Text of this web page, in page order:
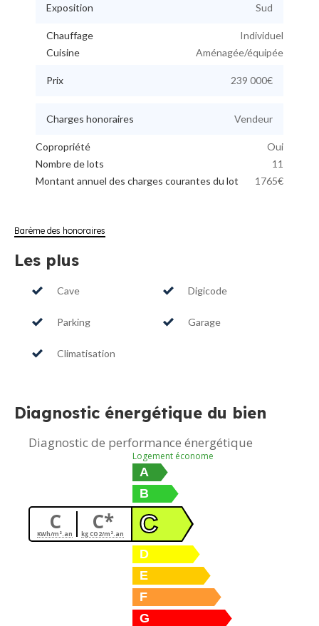
Exposition Sud
Chauffage
Individuel
Cuisine
Aménagée/équipée
Prix 239 000€
Charges honoraires Vendeur
Copropriété
Oui
Nombre de lots
11
Montant annuel des charges courantes du lot
1765€
Barème des honoraires
Les plus
Cave Digicode
Parking Garage
Climatisation
Diagnostic énergétique du bien
Diagnostic de performance énergétique
C
KWh/m².an C*
kg CO2/m².an
Logement économe
A
B
C
D
E
F
G